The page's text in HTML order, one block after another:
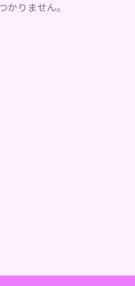
かりません。